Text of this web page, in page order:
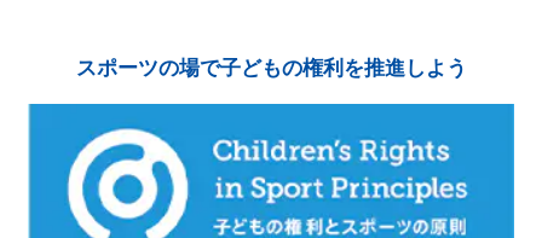
スポーツの場で子どもの権利を推進しよう